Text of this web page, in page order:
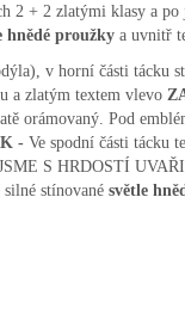
2 + 2 zlatými klasy a
hnědé proužky a uvnitř
v horní části tácku
a zlatým textem vlevo
orámovaný. Pod
- Ve spodní části tácku
S HRDOSTÍ
stínované světle